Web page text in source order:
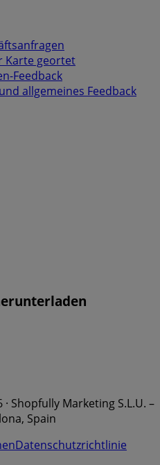
Karte geortet
Feedback
allgemeines Feedback
Shopfully Marketing S.L.U. –
Spain
Datenschutzrichtlinie